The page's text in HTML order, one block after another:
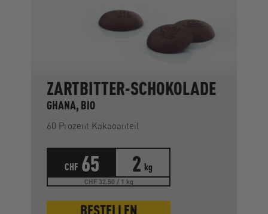
ZARTBITTER-SCHOKOLADE
GHANA, BIO
60 Prozent Kakaoanteil
CHF 65 2 kg
CHF 32.50 / 1 kg
BESTELLEN